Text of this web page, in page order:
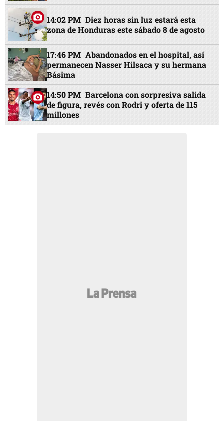
14:02 PM Diez horas sin luz estará esta
zona de Honduras este sábado 8 de agosto
17:46 PM Abandonados en el hospital, así
permanecen Nasser Hilsaca y su hermana
Básima
14:50 PM Barcelona con sorpresiva salida
de figura, revés con Rodri y oferta de 115
millones